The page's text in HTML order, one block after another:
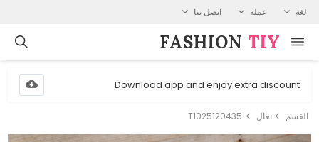
لغة عملة اتصل بنا
FASHION⁠ TIY
Download app and enjoy extra discount
القسم نعال T1025120435